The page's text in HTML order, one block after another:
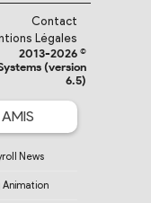
Contact
Légales
2013-2026 ©
(version
6.5)
AMIS
News
Animation